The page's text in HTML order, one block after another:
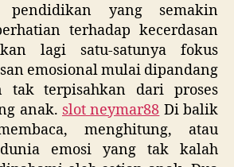
yang semakin
terhadap kecerdasan
lagi satu-satunya fokus
emosional mulai dipandang
tak terpisahkan dari proses
anak. slot neymar88 Di balik
menghitung, atau
emosi yang tak kalah